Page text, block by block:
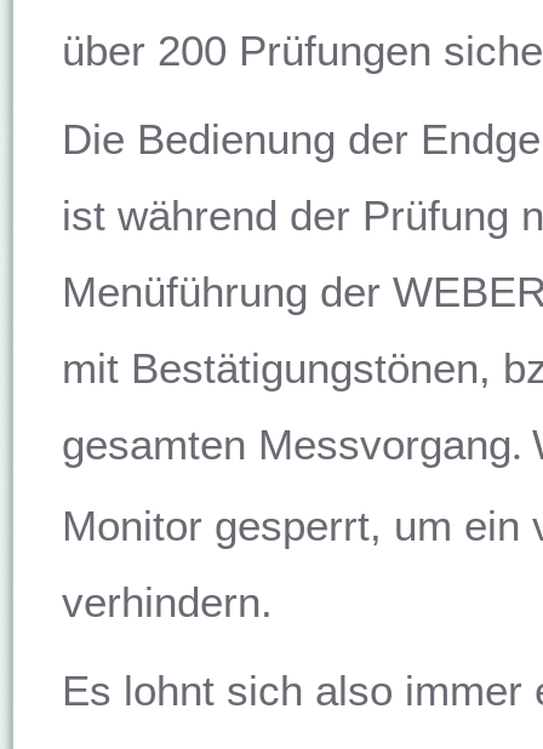
über 200 Prüfungen
Die Bedienung der
ist während der Prüfung
Menüführung der
mit Bestätigungstönen,
gesamten Messvorgang.
Monitor gesperrt, um ein
verhindern.
Es lohnt sich also immer